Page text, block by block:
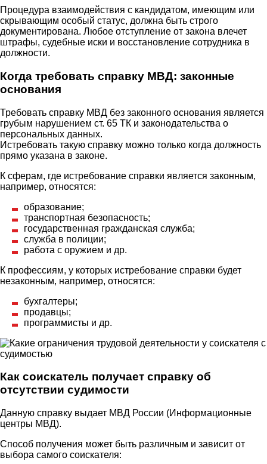
Процедура взаимодействия с кандидатом, имеющим или
скрывающим особый статус, должна быть строго
документирована. Любое отступление от закона влечет
штрафы, судебные иски и восстановление сотрудника в
должности.
Когда требовать справку МВД: законные
основания
Требовать справку МВД без законного основания является
грубым нарушением ст. 65 ТК и законодательства о
персональных данных.
Истребовать такую справку можно только когда должность
прямо указана в законе.
К сферам, где истребование справки является законным,
например, относятся:
образование;
транспортная безопасность;
государственная гражданская служба;
служба в полиции;
работа с оружием и др.
К профессиям, у которых истребование справки будет
незаконным, например, относятся:
бухгалтеры;
продавцы;
программисты и др.
Как соискатель получает справку об
отсутствии судимости
Данную справку выдает МВД России (Информационные
центры МВД).
Способ получения может быть различным и зависит от
выбора самого соискателя: